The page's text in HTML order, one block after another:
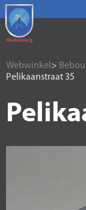
Webwinkel >
Pelikaanstraat 35